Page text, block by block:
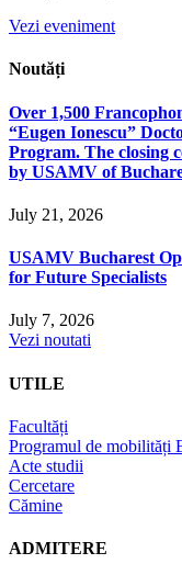
Vezi eveniment
Noutăți
Over 1,500
“Eugen Ionescu”
Program. The closing
by USAMV of
July 21, 2026
USAMV Bucharest
for Future Specialists
July 7, 2026
Vezi noutati
UTILE
Facultăți
Programul de mobilități
Acte studii
Cercetare
Cămine
ADMITERE